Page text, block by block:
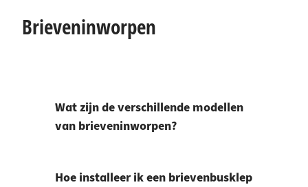
Brieveninworpen
Wat zijn de verschillende modellen
van brieveninworpen?
Hoe installeer ik een brievenbusklep